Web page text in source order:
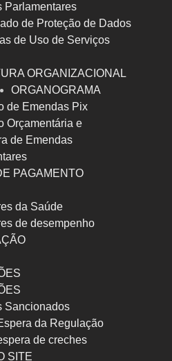
Parlamentares
de Proteção de Dados
de Uso de Serviços
ORGANIZACIONAL
ORGANOGRAMA
de Emendas Pix
Orçamentária e
de Emendas
PAGAMENTO
da Saúde
de desempenho
Sancionados
da Regulação
de creches
SITE